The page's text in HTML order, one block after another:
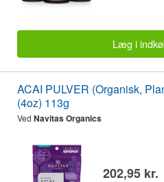
Læg i
ACAI PULVER (Organisk,
(4oz) 113g
Ved Navitas Organics
202,95 kr.